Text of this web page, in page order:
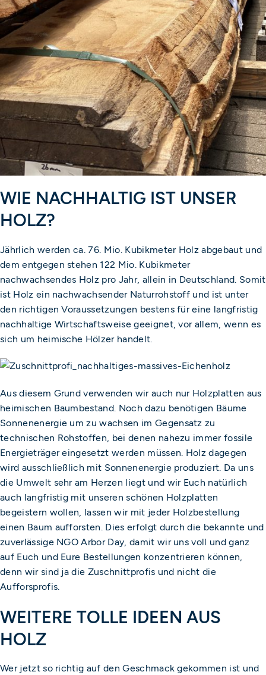
WIE NACHHALTIG IST UNSER
HOLZ?
Jährlich werden ca. 76. Mio. Kubikmeter Holz abgebaut und
dem entgegen stehen 122 Mio. Kubikmeter
nachwachsendes Holz pro Jahr, allein in Deutschland. Somit
ist Holz ein nachwachsender Naturrohstoff und ist unter
den richtigen Voraussetzungen bestens für eine langfristig
nachhaltige Wirtschaftsweise geeignet, vor allem, wenn es
sich um heimische Hölzer handelt.
Aus diesem Grund verwenden wir auch nur Holzplatten aus
heimischen Baumbestand. Noch dazu benötigen Bäume
Sonnenenergie um zu wachsen im Gegensatz zu
technischen Rohstoffen, bei denen nahezu immer fossile
Energieträger eingesetzt werden müssen. Holz dagegen
wird ausschließlich mit Sonnenenergie produziert. Da uns
die Umwelt sehr am Herzen liegt und wir Euch natürlich
auch langfristig mit unseren schönen Holzplatten
begeistern wollen, lassen wir mit jeder Holzbestellung
einen Baum aufforsten. Dies erfolgt durch die bekannte und
zuverlässige NGO Arbor Day, damit wir uns voll und ganz
auf Euch und Eure Bestellungen konzentrieren können,
denn wir sind ja die Zuschnittprofis und nicht die
Aufforsprofis.
WEITERE TOLLE IDEEN AUS
HOLZ
Wer jetzt so richtig auf den Geschmack gekommen ist und